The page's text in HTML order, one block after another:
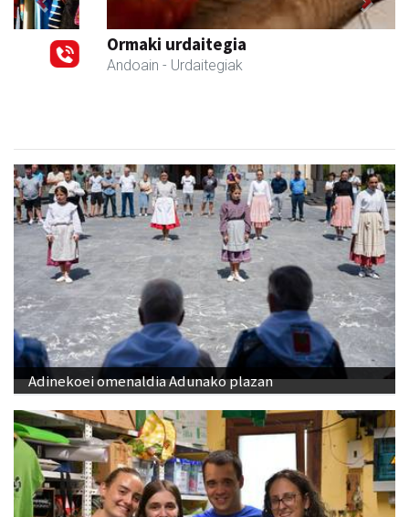
Ormaki urdaitegia
Andoain - Urdaitegiak
Previous Next
Adinekoei omenaldia Adunako plazan